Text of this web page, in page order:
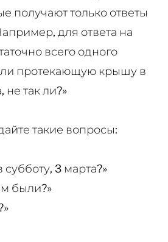
получают только ответы
для ответа на
всего одного
протекающую крышу в
не так ли?»
такие вопросы:
3 марта?»
были?»